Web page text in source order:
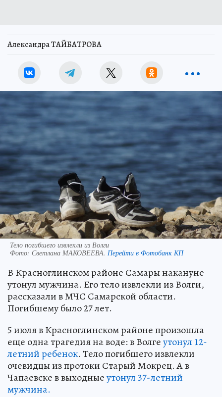
Александра ТАЙБАТРОВА
Тело погибшего извлекли из Волги
Фото: Светлана МАКОВЕЕВА. Перейти в Фотобанк КП
В Красноглинском районе Самары накануне
утонул мужчина. Его тело извлекли из Волги,
рассказали в МЧС Самарской области.
Погибшему было 27 лет.
5 июля в Красноглинском районе произошла
еще одна трагедия на воде: в Волгеутонул 12-
летний ребенок. Тело погибшего извлекли
очевидцы из протоки Старый Мокрец. А в
Чапаевске в выходныеутонул 37-летний
мужчина.